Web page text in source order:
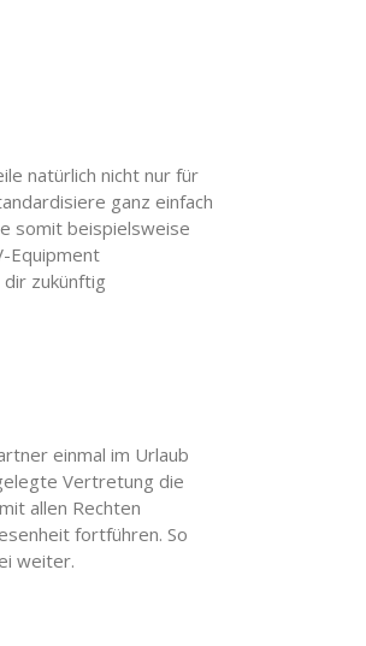
natürlich nicht nur für
ganz einfach
somit beispielsweise
Equipment
zukünftig
einmal im Urlaub
Vertretung die
allen Rechten
fortführen. So
weiter.